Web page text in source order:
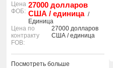
моточасов.
Цена
ФОБ:
27000 долларов
США / единица /
Единица
Цена по
контракту
FOB:
27000 долларов
США / единица
Посмотреть больше